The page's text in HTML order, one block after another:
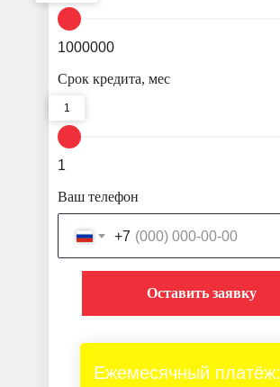
1000000
Срок кредита, мес
1
1
Ваш телефон
+7
Оставить заявку
Ежемесячный платёж: